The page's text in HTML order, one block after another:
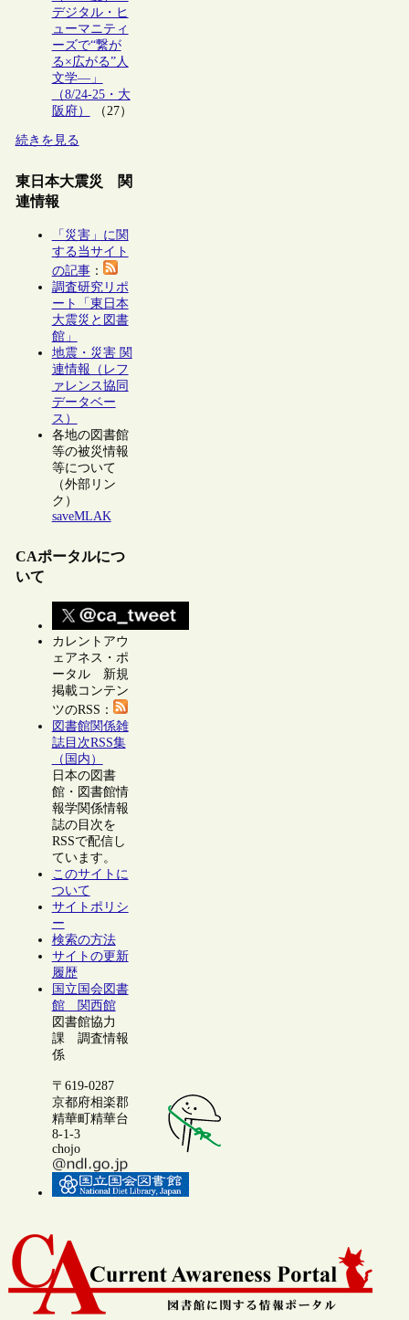
デジタル・ヒ
ューマニティ
ーズで“繋が
る×広がる”人
文学―」
（8/24-25・大
阪府）
（27）
続きを見る
東日本大震災 関
連情報
「災害」に関
する当サイト
の記事：
調査研究リポ
ート「東日本
大震災と図書
館」
地震・災害 関
連情報（レフ
ァレンス協同
データベー
ス）
各地の図書館
等の被災情報
等について
（外部リン
ク）
saveMLAK
CAポータルにつ
いて
カレントアウ
ェアネス・ポ
ータル 新規
掲載コンテン
ツのRSS：
図書館関係雑
誌目次RSS集
（国内）
日本の図書
館・図書館情
報学関係情報
誌の目次を
RSSで配信し
ています。
このサイトに
ついて
サイトポリシ
ー
検索の方法
サイトの更新
履歴
国立国会図書
館 関西館
図書館協力
課 調査情報
係
〒619-0287
京都府相楽郡
精華町精華台
8-1-3
chojo